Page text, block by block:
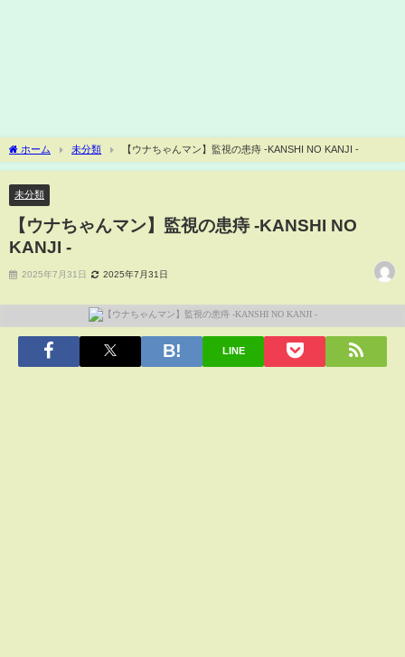
ホーム 未分類 【ウナちゃんマン】監視の患痔 -KANSHI NO KANJI -
未分類
【ウナちゃんマン】監視の患痔 -KANSHI NO
KANJI -
2025年7月31日 2025年7月31日
LINE